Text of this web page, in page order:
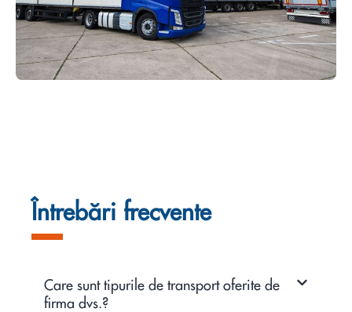
Întrebări frecvente
Care sunt tipurile de transport oferite de
firma dvs.?